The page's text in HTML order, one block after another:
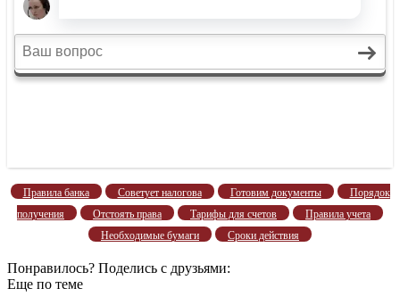
Правила банка Советует налогова Готовим документы
Порядок
получения
Отстоять права Тарифы для счетов
Правила учета
Необходимые бумаги
Сроки действия
Понравилось? Поделись с друзьями:
Еще по теме